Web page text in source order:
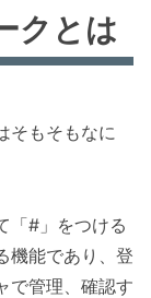
クとは
そもそもなに
「#」をつける
機能であり、登
で管理、確認す